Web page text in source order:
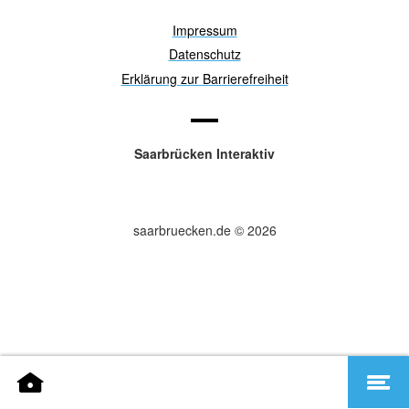
Impressum
Datenschutz
Erklärung zur Barrierefreiheit
Saarbrücken Interaktiv
saarbruecken.de © 2026